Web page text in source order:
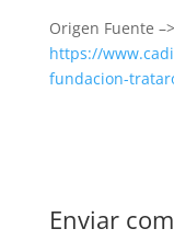
Origen Fuente –>
https://
fundacion-
Enviar